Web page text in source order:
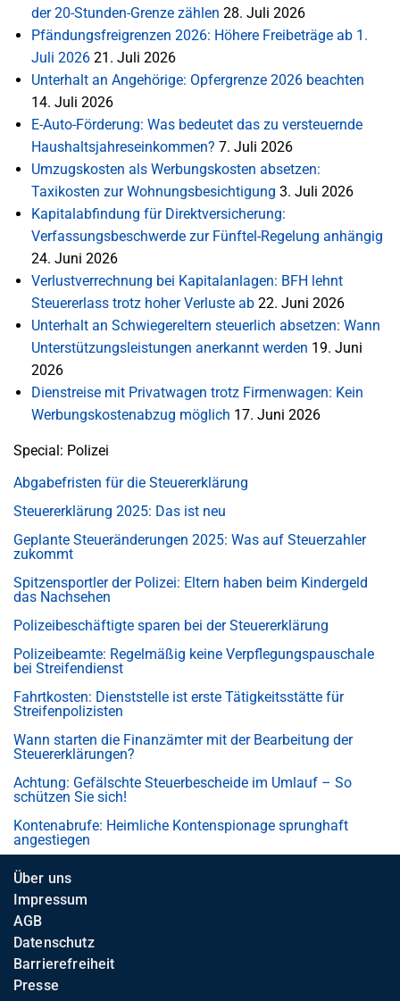
der 20-Stunden-Grenze zählen 28. Juli 2026
Pfändungsfreigrenzen 2026: Höhere Freibeträge ab 1.
Juli 2026 21. Juli 2026
Unterhalt an Angehörige: Opfergrenze 2026 beachten
14. Juli 2026
E-Auto-Förderung: Was bedeutet das zu versteuernde
Haushaltsjahreseinkommen? 7. Juli 2026
Umzugskosten als Werbungskosten absetzen:
Taxikosten zur Wohnungsbesichtigung 3. Juli 2026
Kapitalabfindung für Direktversicherung:
Verfassungsbeschwerde zur Fünftel-Regelung anhängig
24. Juni 2026
Verlustverrechnung bei Kapitalanlagen: BFH lehnt
Steuererlass trotz hoher Verluste ab 22. Juni 2026
Unterhalt an Schwiegereltern steuerlich absetzen: Wann
Unterstützungsleistungen anerkannt werden 19. Juni
2026
Dienstreise mit Privatwagen trotz Firmenwagen: Kein
Werbungskostenabzug möglich 17. Juni 2026
Special: Polizei
Abgabefristen für die Steuererklärung
Steuererklärung 2025: Das ist neu
Geplante Steueränderungen 2025: Was auf Steuerzahler
zukommt
Spitzensportler der Polizei: Eltern haben beim Kindergeld
das Nachsehen
Polizeibeschäftigte sparen bei der Steuererklärung
Polizeibeamte: Regelmäßig keine Verpflegungspauschale
bei Streifendienst
Fahrtkosten: Dienststelle ist erste Tätigkeitsstätte für
Streifenpolizisten
Wann starten die Finanzämter mit der Bearbeitung der
Steuererklärungen?
Achtung: Gefälschte Steuerbescheide im Umlauf – So
schützen Sie sich!
Kontenabrufe: Heimliche Kontenspionage sprunghaft
angestiegen
Über uns
Impressum
AGB
Datenschutz
Barrierefreiheit
Presse